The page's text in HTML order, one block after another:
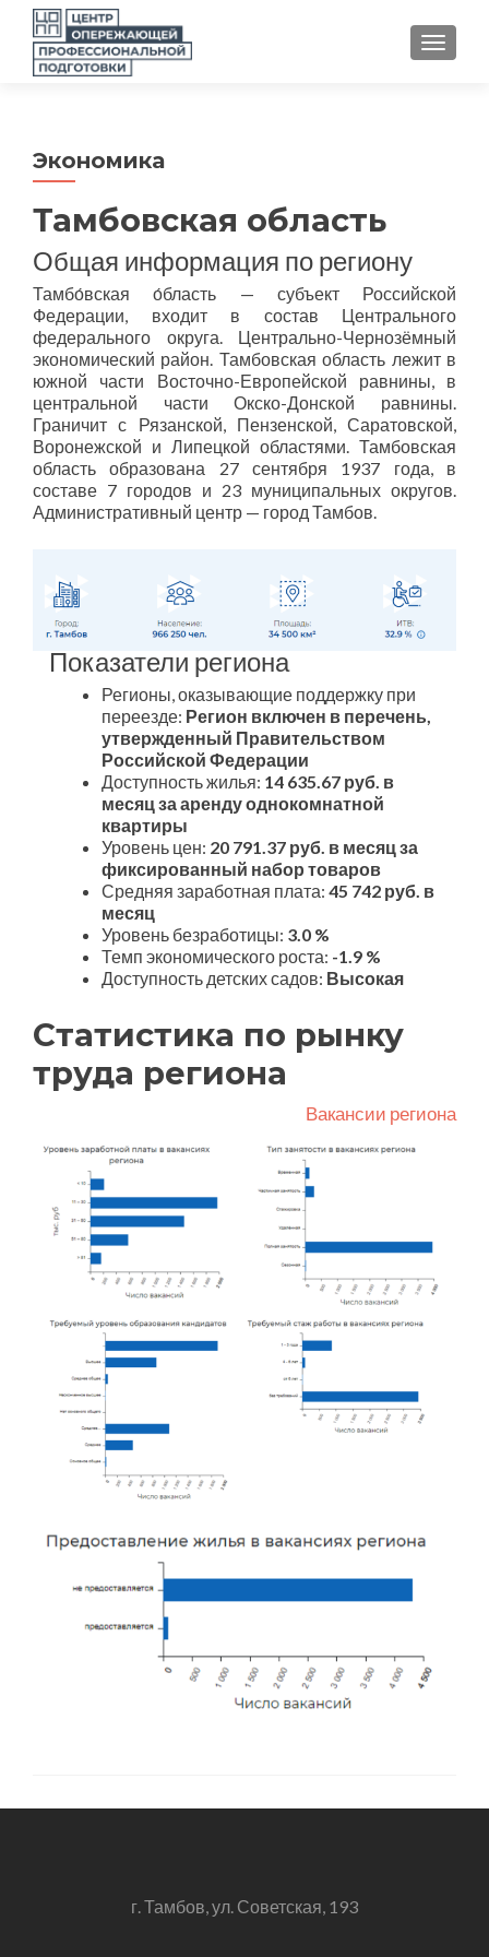
Экономика
Тамбовская область
Общая информация по региону
Тамбо́вская о́бласть — субъект Российской
Федерации, входит в состав Центрального
федерального округа. Центрально-Чернозёмный
экономический район. Тамбовская область лежит в
южной части Восточно-Европейской равнины, в
центральной части Окско-Донской равнины.
Граничит с Рязанской, Пензенской, Саратовской,
Воронежской и Липецкой областями. Тамбовская
область образована 27 сентября 1937 года, в
составе 7 городов и 23 муниципальных округов.
Административный центр — город Тамбов.
Показатели региона
Регионы, оказывающие поддержку при
переезде: Регион включен в перечень,
утвержденный Правительством
Российской Федерации
Доступность жилья: 14 635.67 руб. в
месяц за аренду однокомнатной
квартиры
Уровень цен: 20 791.37 руб. в месяц за
фиксированный набор товаров
Средняя заработная плата: 45 742 руб. в
месяц
Уровень безработицы: 3.0 %
Темп экономического роста: -1.9 %
Доступность детских садов: Высокая
Статистика по рынку
труда региона
Вакансии региона
г. Тамбов, ул. Советская, 193